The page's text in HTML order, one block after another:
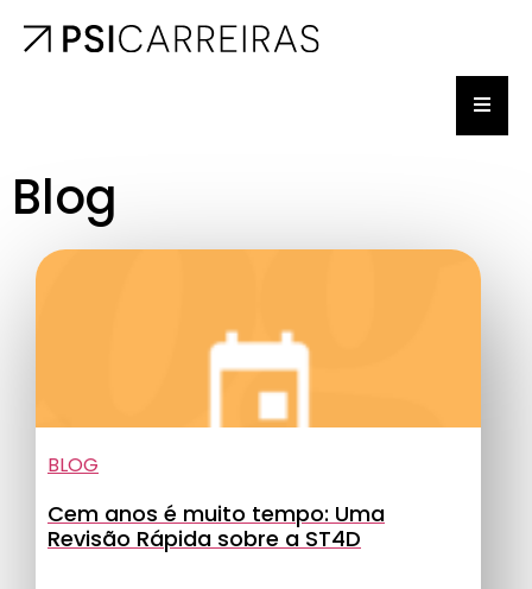
Blog
BLOG
Cem anos é muito tempo: Uma
Revisão Rápida sobre a ST4D